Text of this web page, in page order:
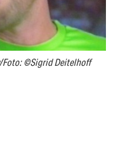
Foto: ©Sigrid Deitelhoff